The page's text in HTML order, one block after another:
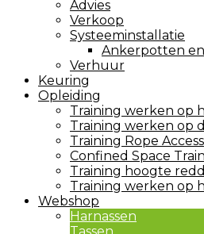
Advies
Verkoop
Systeeminstallatie
Ankerpotten
Verhuur
Keuring
Opleiding
Training werken op
Training werken op
Training Rope Access
Confined Space
Training hoogte
Training werken op
Webshop
Harnassen